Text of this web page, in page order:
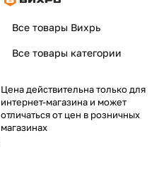
Все товары Вихрь
Все товары категории
Цена действительна только для
интернет-магазина и может
отличаться от цен в розничных
магазинах